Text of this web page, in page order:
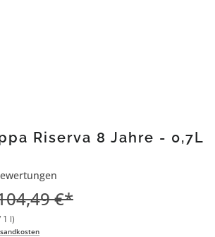
Riserva 8 Jahre - 0,7L
von 5 von 5 Sternen
€*
l)